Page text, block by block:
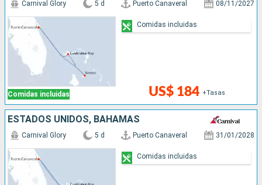
Comidas incluidas
Carnival Glory 5 d Puerto Canaveral 08/11/2027
US$ 184 +Tasas
Comidas incluidas
ESTADOS UNIDOS, BAHAMAS
Carnival Glory 5 d Puerto Canaveral 31/01/2028
Comidas incluidas